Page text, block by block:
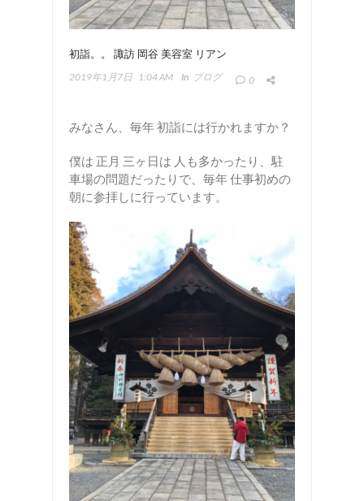
初詣。。 諏訪 岡谷 美容室 リアン
2019年1月7日 1:04 AM In ブログ 0
みなさん、毎年 初詣には行かれますか？
僕は 正月 三ヶ日は 人も多かったり、駐
車場の問題だったりで、毎年 仕事初めの
朝に参拝しに行っています。